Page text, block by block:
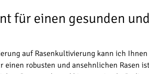
für einen gesunden
auf Rasenkultivierung kann ich
einen robusten und ansehnlichen Rasen